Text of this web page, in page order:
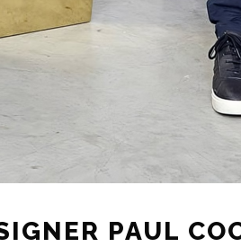
PAUL